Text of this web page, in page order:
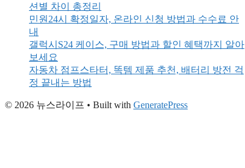
션별 차이 총정리
민원24시 확정일자, 온라인 신청 방법과 수수료 안
내
갤럭시S24 케이스, 구매 방법과 할인 혜택까지 알아
보세요
자동차 점프스타터, 똑템 제품 추천, 배터리 방전 걱
정 끝내는 방법
© 2026 뉴스라이프 • Built with GeneratePress